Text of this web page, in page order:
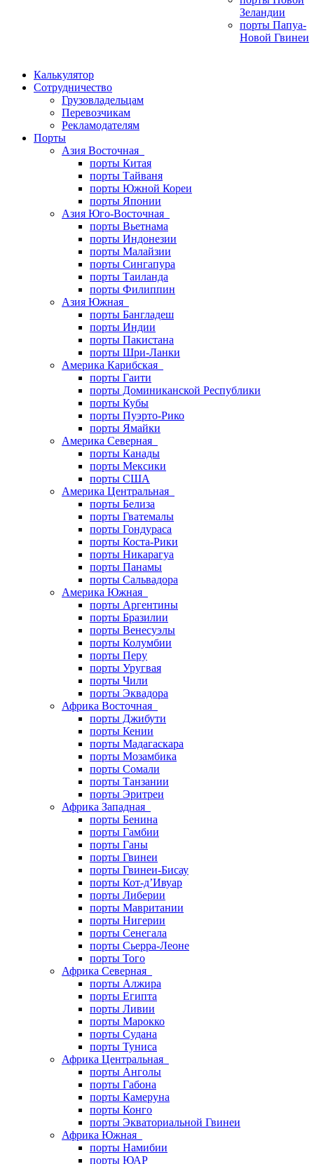
Зеландии
порты Папуа-
Новой Гвинеи
Калькулятор
Сотрудничество
Грузовладельцам
Перевозчикам
Рекламодателям
Порты
Азия Восточная
порты Китая
порты Тайваня
порты Южной Кореи
порты Японии
Азия Юго-Восточная
порты Вьетнама
порты Индонезии
порты Малайзии
порты Сингапура
порты Таиланда
порты Филиппин
Азия Южная
порты Бангладеш
порты Индии
порты Пакистана
порты Шри-Ланки
Америка Карибская
порты Гаити
порты Доминиканской Республики
порты Кубы
порты Пуэрто-Рико
порты Ямайки
Америка Северная
порты Канады
порты Мексики
порты США
Америка Центральная
порты Белиза
порты Гватемалы
порты Гондураса
порты Коста-Рики
порты Никарагуа
порты Панамы
порты Сальвадора
Америка Южная
порты Аргентины
порты Бразилии
порты Венесуэлы
порты Колумбии
порты Перу
порты Уругвая
порты Чили
порты Эквадора
Африка Восточная
порты Джибути
порты Кении
порты Мадагаскара
порты Мозамбика
порты Сомали
порты Танзании
порты Эритреи
Африка Западная
порты Бенина
порты Гамбии
порты Ганы
порты Гвинеи
порты Гвинеи-Бисау
порты Кот-д’Ивуар
порты Либерии
порты Мавритании
порты Нигерии
порты Сенегала
порты Сьерра-Леоне
порты Того
Африка Северная
порты Алжира
порты Египта
порты Ливии
порты Марокко
порты Судана
порты Туниса
Африка Центральная
порты Анголы
порты Габона
порты Камеруна
порты Конго
порты Экваториальной Гвинеи
Африка Южная
порты Намибии
порты ЮАР